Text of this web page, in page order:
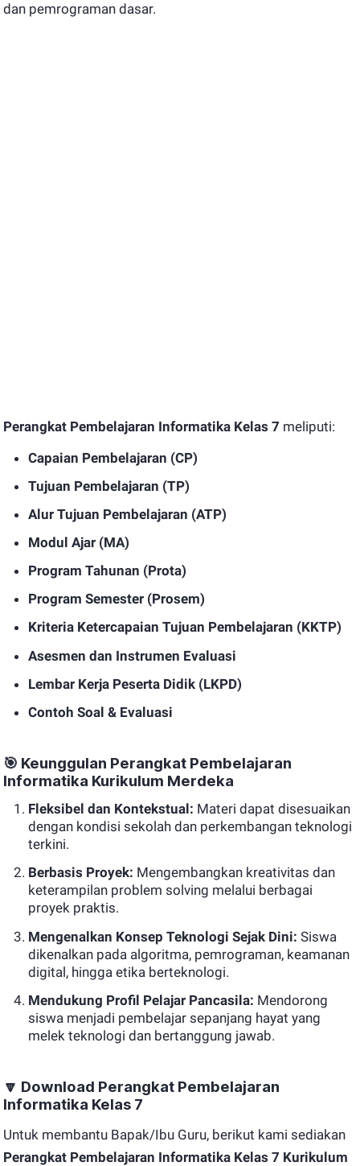
dan pemrograman dasar.
Perangkat Pembelajaran Informatika Kelas 7 meliputi:
Capaian Pembelajaran (CP)
Tujuan Pembelajaran (TP)
Alur Tujuan Pembelajaran (ATP)
Modul Ajar (MA)
Program Tahunan (Prota)
Program Semester (Prosem)
Kriteria Ketercapaian Tujuan Pembelajaran (KKTP)
Asesmen dan Instrumen Evaluasi
Lembar Kerja Peserta Didik (LKPD)
Contoh Soal & Evaluasi
🎯 Keunggulan Perangkat Pembelajaran
Informatika Kurikulum Merdeka
Fleksibel dan Kontekstual: Materi dapat disesuaikan
dengan kondisi sekolah dan perkembangan teknologi
terkini.
Berbasis Proyek: Mengembangkan kreativitas dan
keterampilan problem solving melalui berbagai
proyek praktis.
Mengenalkan Konsep Teknologi Sejak Dini: Siswa
dikenalkan pada algoritma, pemrograman, keamanan
digital, hingga etika berteknologi.
Mendukung Profil Pelajar Pancasila: Mendorong
siswa menjadi pembelajar sepanjang hayat yang
melek teknologi dan bertanggung jawab.
🔽 Download Perangkat Pembelajaran
Informatika Kelas 7
Untuk membantu Bapak/Ibu Guru, berikut kami sediakan
Perangkat Pembelajaran Informatika Kelas 7 Kurikulum